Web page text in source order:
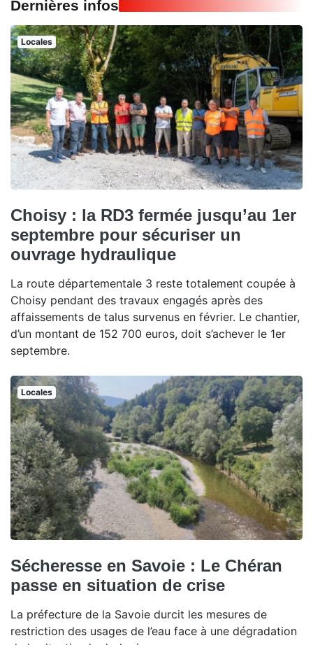
Dernières infos
Locales
Choisy : la RD3 fermée jusqu’au 1er
septembre pour sécuriser un
ouvrage hydraulique
La route départementale 3 reste totalement coupée à
Choisy pendant des travaux engagés après des
affaissements de talus survenus en février. Le chantier,
d’un montant de 152 700 euros, doit s’achever le 1er
septembre.
Locales
Sécheresse en Savoie : Le Chéran
passe en situation de crise
La préfecture de la Savoie durcit les mesures de
restriction des usages de l’eau face à une dégradation